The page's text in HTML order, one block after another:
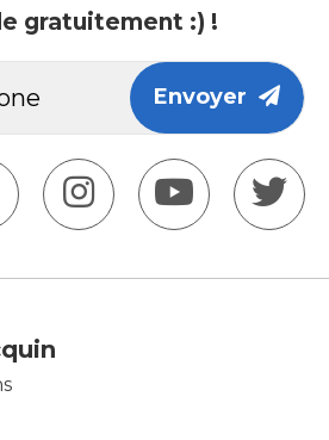
gratuitement :) !
Envoyer